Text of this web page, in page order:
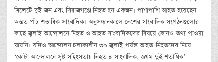
সিলেটে দুই জন এবং সিরাজগঞ্জে নিহত হন একজন। পাশাপাশি আহত হয়েছেন
অন্তত পাঁচ শতাধিক সাংবাদিক। অনুসন্ধানকালে দেশের সাংবাদিক সংগঠনগুলোর
কাছে জুলাই আন্দোলনে নিহত ও আহত সাংবাদিকদের বিষয়ে কোনও তথ্য পাওয়া
যায়নি। যদিও আন্দোলন চলাকালীন ৩০ জুলাই পর্যন্ত আহত-নিহতদের নিয়ে
‘কোটা আন্দোলনে সৃষ্ট সহিংসতায় নিহত ৪ সাংবাদিক, জখম দুই শতাধিক’